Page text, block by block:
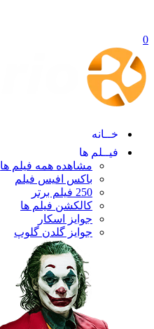
0
خــانه
فیــلم ها
مشاهده همه فیلم ها
باکس افیس فیلم
250 فیلم برتر
کالکشن فیلم ها
جوایز اسکار
جوایز گلدن گلوپ